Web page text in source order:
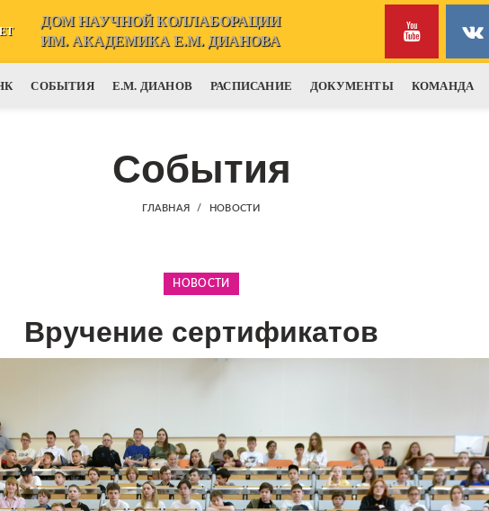
ДОМ НАУЧНОЙ КОЛЛАБОРАЦИИ
ИМ. АКАДЕМИКА Е.М. ДИАНОВА
СОБЫТИЯ Е.М. ДИАНОВ РАСПИСАНИЕ ДОКУМЕНТЫ КОМАНДА
События
ГЛАВНАЯ НОВОСТИ
НОВОСТИ
Вручение сертификатов